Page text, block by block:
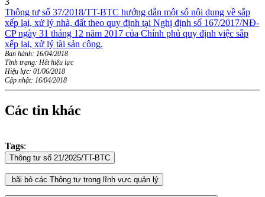
Thông tư số 37/2018/TT-BTC hướng dẫn một số nội dung về sắp
xếp lại, xử lý nhà, đất theo quy định tại Nghị định số 167/2017/NĐ-
CP ngày 31 tháng 12 năm 2017 của Chính phủ quy định việc sắp
xếp lại, xử lý tài sản công.
Ban hành: 16/04/2018
Tình trạng: Hết hiệu lực
Hiệu lực: 01/06/2018
Cập nhật: 16/04/2018
Các tin khác
Tags: